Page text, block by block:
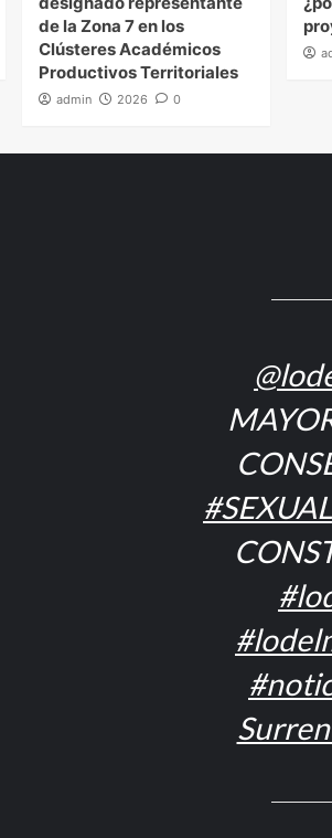
de la Zona 7 en los
Clústeres Académicos
Productivos Territoriales
admin 2026 0
#SEXUAL